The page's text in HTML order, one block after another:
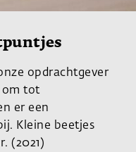
opdrachtgever
om tot
er een
Kleine beetjes
(2021)